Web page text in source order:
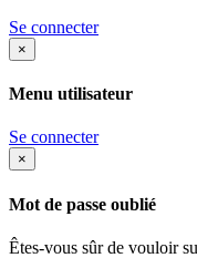
Se connecter
×
Menu utilisateur
Se connecter
×
Mot de passe oublié
Êtes-vous sûr de vouloir